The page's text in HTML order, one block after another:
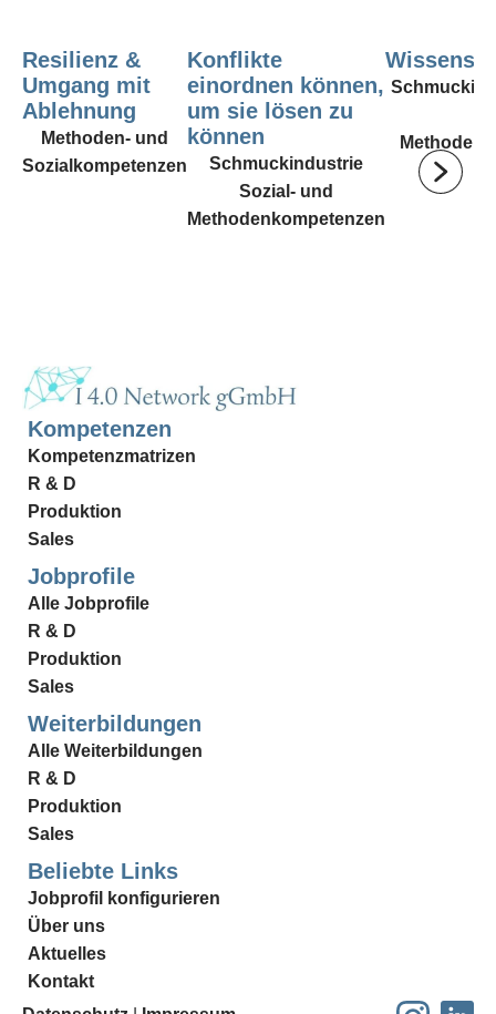
Resilienz &
Umgang mit
Ablehnung
Methoden- und
Sozialkompetenzen
Konflikte
einordnen können,
um sie lösen zu
können
Schmuckindustrie
Sozial- und
Methodenkompetenzen
Kompetenzen
Kompetenzmatrizen
R & D
Produktion
Sales
Jobprofile
Alle Jobprofile
R & D
Produktion
Sales
Weiterbildungen
Alle Weiterbildungen
R & D
Produktion
Sales
Beliebte Links
Jobprofil konfigurieren
Über uns
Aktuelles
Kontakt